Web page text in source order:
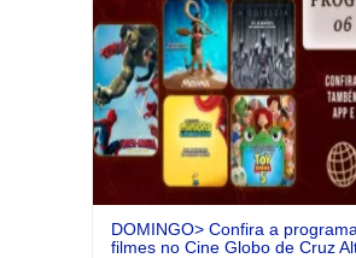
DOMINGO> Confira a
filmes no Cine Globo de Cruz